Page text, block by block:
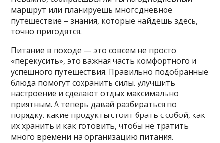
маршрут или планируешь многодневное
путешествие – знания, которые найдёшь здесь,
точно пригодятся.
Питание в походе — это совсем не просто
«перекусить», это важная часть комфортного и
успешного путешествия. Правильно подобранные
блюда помогут сохранить силы, улучшить
настроение и сделают отдых максимально
приятным. А теперь давай разбираться по
порядку: какие продукты стоит брать с собой, как
их хранить и как готовить, чтобы не тратить
много времени на организацию питания.